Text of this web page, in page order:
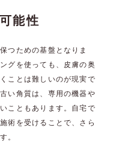
能性
つための基盤となりま
グを使っても、皮膚の奥
ことは難しいのが現実で
い角質は、専用の機器や
こともあります。自宅で
術を受けることで、さら
。